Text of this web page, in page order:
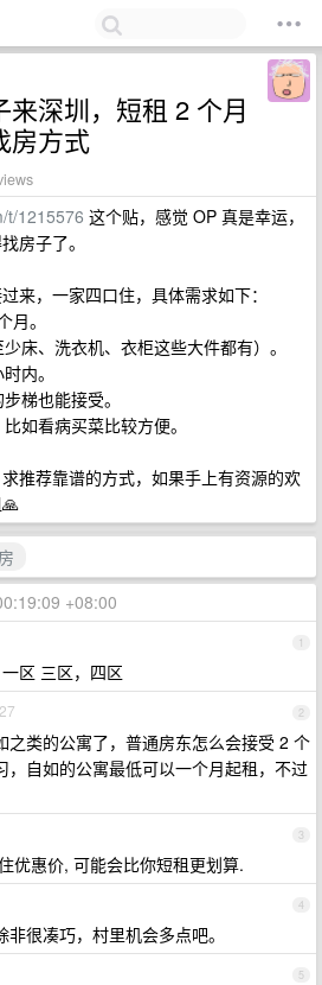
深圳，短租 2 个月
房方式
t/1215576 这个贴，感觉 OP 真是幸运，
房子了。
来，一家四口住，具体需求如下：
。
床、洗衣机、衣柜这些大件都有）。
内。
梯也能接受。
如看病买菜比较方便。
推荐靠谱的方式，如果手上有资源的欢
+08:00
1
区 三区，四区
2
之类的公寓了，普通房东怎么会接受 2 个
，自如的公寓最低可以一个月起租，不过
3
优惠价, 可能会比你短租更划算.
4
很凑巧，村里机会多点吧。
5